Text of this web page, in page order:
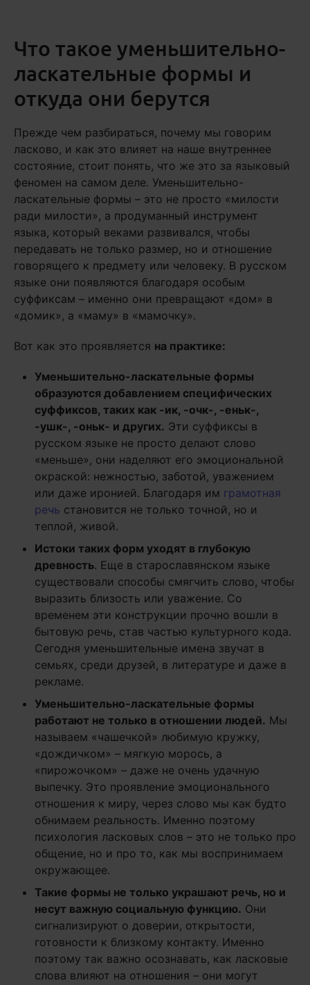
Что такое уменьшительно-
ласкательные формы и
откуда они берутся
Прежде чем разбираться, почему мы говорим
ласково, и как это влияет на наше внутреннее
состояние, стоит понять, что же это за языковый
феномен на самом деле. Уменьшительно-
ласкательные формы – это не просто «милости
ради милости», а продуманный инструмент
языка, который веками развивался, чтобы
передавать не только размер, но и отношение
говорящего к предмету или человеку. В русском
языке они появляются благодаря особым
суффиксам – именно они превращают «дом» в
«домик», а «маму» в «мамочку».
Вот как это проявляется на практике:
Уменьшительно-ласкательные формы
образуются добавлением специфических
суффиксов, таких как -ик, -очк-, -еньк-,
-ушк-, -оньк- и других. Эти суффиксы в
русском языке не просто делают слово
«меньше», они наделяют его эмоциональной
окраской: нежностью, заботой, уважением
или даже иронией. Благодаря им грамотная
речь становится не только точной, но и
теплой, живой.
Истоки таких форм уходят в глубокую
древность. Еще в старославянском языке
существовали способы смягчить слово, чтобы
выразить близость или уважение. Со
временем эти конструкции прочно вошли в
бытовую речь, став частью культурного кода.
Сегодня уменьшительные имена звучат в
семьях, среди друзей, в литературе и даже в
рекламе.
Уменьшительно-ласкательные формы
работают не только в отношении людей. Мы
называем «чашечкой» любимую кружку,
«дождичком» – мягкую морось, а
«пирожочком» – даже не очень удачную
выпечку. Это проявление эмоционального
отношения к миру, через слово мы как будто
обнимаем реальность. Именно поэтому
психология ласковых слов – это не только про
общение, но и про то, как мы воспринимаем
окружающее.
Такие формы не только украшают речь, но и
несут важную социальную функцию. Они
сигнализируют о доверии, открытости,
готовности к близкому контакту. Именно
поэтому так важно осознавать, как ласковые
слова влияют на отношения – они могут